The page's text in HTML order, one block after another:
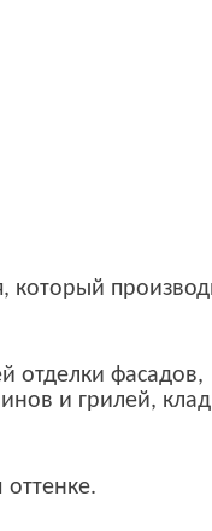
который
отделки фасадов,
и грилей,